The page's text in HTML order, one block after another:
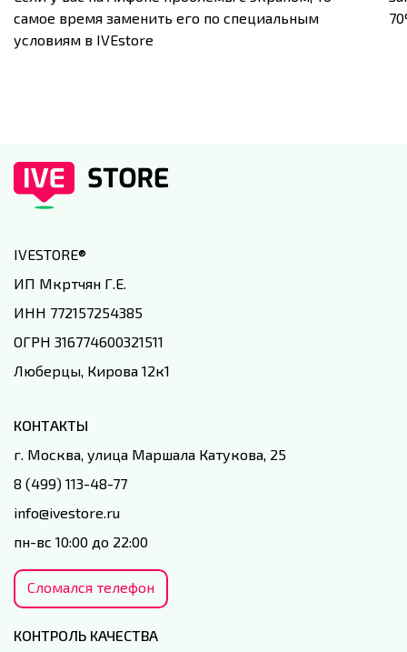
самое время заменить его по специальным
условиям в IVEstore
IVESTORE®
ИП Мкртчян Г.Е.
ИНН 772157254385
ОГРН 316774600321511
Люберцы, Кирова 12к1
КОНТАКТЫ
г. Москва, улица Маршала Катукова, 25
8 (499) 113-48-77
info@ivestore.ru
пн-вс 10:00 до 22:00
Сломался телефон
КОНТРОЛЬ КАЧЕСТВА